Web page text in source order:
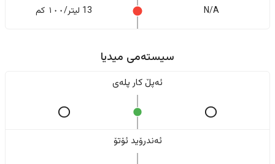
N/A 13 لیتر/١٠٠ کم
سیستەمی میدیا
ئەپڵ کار پلەی
ئەندرۆید ئۆتۆ